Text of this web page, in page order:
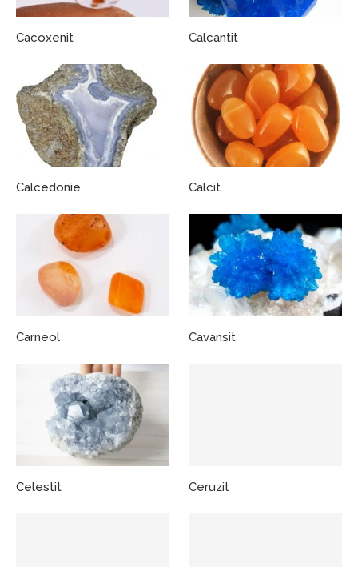
Cacoxenit Calcantit
Calcedonie Calcit
Carneol Cavansit
Celestit Ceruzit